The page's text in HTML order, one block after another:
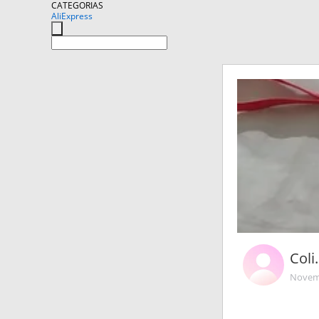
CATEGORIAS
AliExpress